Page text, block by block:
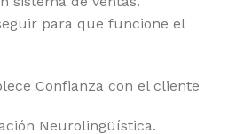
para que funcione el
Confianza con el cliente
Neurolingüística.